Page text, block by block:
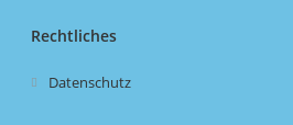
Rechtliches
Datenschutz